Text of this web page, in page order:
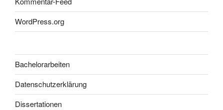
WordPress.org
Bachelorarbeiten
Datenschutzerklärung
Dissertationen